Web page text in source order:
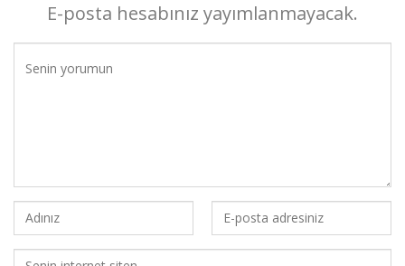
E-posta hesabınız yayımlanmayacak.